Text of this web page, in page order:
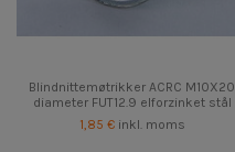
Blindnittemøtrikker ACRC M10X20
diameter FUT12.9 elforzinket stål
1,85 € inkl. moms